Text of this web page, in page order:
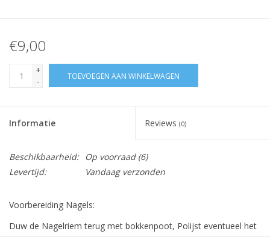
€9,00
+
-
TOEVOEGEN AAN WINKELWAGEN
Informatie Reviews (0)
Beschikbaarheid: Op voorraad(6)
Levertijd:
Vandaag verzonden
Voorbereiding Nagels:
Duw de Nagelriem terug met bokkenpoot, Polijst eventueel het